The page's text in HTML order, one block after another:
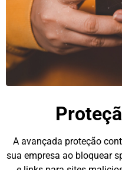
A avançada proteção
sua empresa ao bloquear